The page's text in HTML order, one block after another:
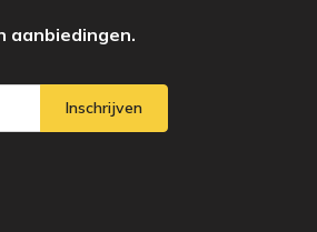
aanbiedingen.
Inschrijven